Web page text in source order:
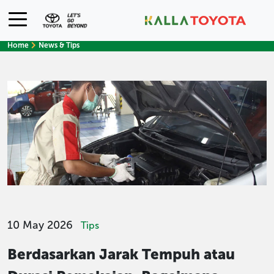
Home News & Tips
10 May 2026 Tips
Berdasarkan Jarak Tempuh atau